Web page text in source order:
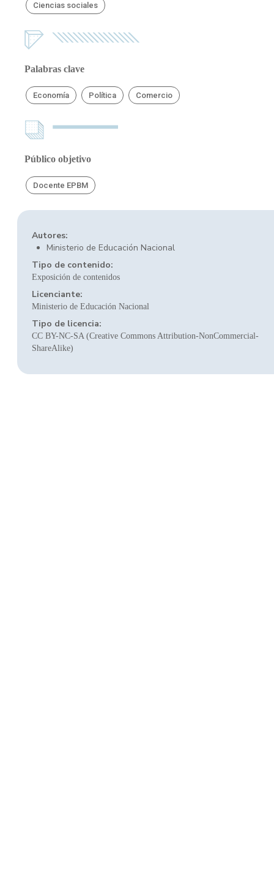
Ciencias sociales
Palabras clave
Economía Política Comercio
Público objetivo
Docente EPBM
Autores:
Ministerio de Educación Nacional
Tipo de contenido:
Exposición de contenidos
Licenciante:
Ministerio de Educación Nacional
Tipo de licencia:
CC BY-NC-SA (Creative Commons Attribution-NonCommercial-
ShareAlike)